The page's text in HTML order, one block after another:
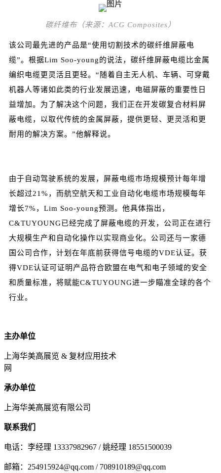
碳纤维布（来源：ACG Composites）
该公司最先进的产品是“使用切割技术的碳纤维屏蔽电
缆”。根据Lim Soo-young的说法，碳纤维屏蔽电缆比金属
编织电缆更灵活且更轻。“随着自主无人机、车辆、可穿戴
机器人等诸如此类的行业发展迅速，电磁屏蔽的重要性日
益增加。为了解决这个问题，我们正在开发碳复合材料屏
蔽电缆，以取代传统的金属屏蔽，提供更轻、更灵活和更
耐用的解决方案。”他解释说。
由于自动驾驶系统的发展，屏蔽电缆市场规模预计每年增
长超过21%，而航空航天和工业自动化电缆市场规模每年
增长7%，Lim Soo-young预测。他具体指出，
C&TUYOUNG已经完成了屏蔽电缆的开发，公司正在进行
大规模生产和自动化操作以实现商业化。公司还与一家德
国公司合作，计划在年底前获得信号电缆的VDE认证。获
得VDE认证可证明产品符合欧盟在电气和电子领域的安全
和质量标准，将赋能C&TUYOUNG进一步瞄准全球的各个
行业。
主办单位
上海华美高展览 & 复材应用技术
网
承办单位
上海华美高展览有限公司
联系我们
电话：李经理 13337982967 / 姚经理 18551500039
邮箱：254915924@qq.com / 708910189@qq.com